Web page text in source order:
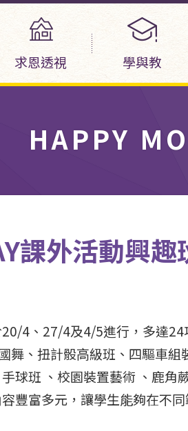
求恩透視 學與教
HAPPY
課外活動興趣
4、27/4及4/5進行，多達
舞、扭計骰高級班、四驅車
球班 、校園裝置藝術 、鹿
豐富多元，讓學生能夠在不